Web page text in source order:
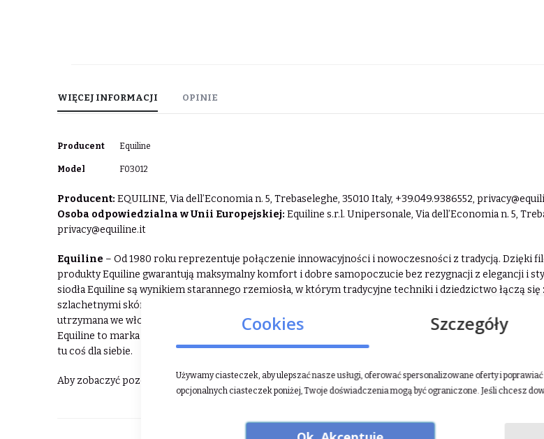
WIĘCEJ INFORMACJI
Więcej
Producent Equiline
Model F03012
OPINIE
Producent: EQUILINE, Via dell’Economia n. 5, Trebaseleghe, 35010 Italy, +39.049.9386552,
Osoba odpowiedzialna w Unii Europejskiej: Equiline s.r.l. Unipersonale, Via dell’Economia n. 5,
privacy@equiline.it
Equiline – Od 1980 roku reprezentuje połączenie innowacyjności i nowoczesności z tradycją. Dzięki
produkty Equiline gwarantują maksymalny komfort i dobre samopoczucie bez rezygnacji z elegancji i
siodła Equiline są wynikiem starannego rzemiosła, w którym tradycyjne techniki i dziedzictwo łączą
szlachetnymi skórami. Tekstylia dla koni wykonane z naturalnych, oddychających i przyjaznych dla skóry
utrzymana we włoskim stylu powstała w wyniku połączenia wysokowydajnych materiałów z precyzją i
Equiline to marka dla każdego, od początkującego jeźdźca po profesjonalnego sportowca, każdy, kto
tu coś dla siebie.
Aby zobaczyć pozostałe produkty Equiline ⮕kliknij tutaj
Cookies Szczegóły
Używamy ciasteczek, aby ulepszać nasze usługi, oferować spersonalizowane oferty i
opcjonalnych ciasteczek poniżej, Twoje doświadczenia mogą być ograniczone. Jeśli chcesz